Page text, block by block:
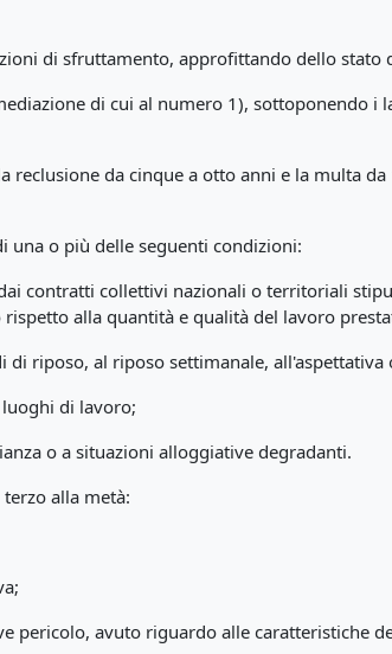
di sfruttamento, approfittando dello stato
di cui al numero 1), sottoponendo i
da cinque a otto anni e la multa
una o più delle seguenti condizioni:
contratti collettivi nazionali o territoriali
alla quantità e qualità del lavoro
riposo, al riposo settimanale, all'aspettativa
di lavoro;
o a situazioni alloggiative degradanti.
alla metà:
avuto riguardo alle caratteristiche